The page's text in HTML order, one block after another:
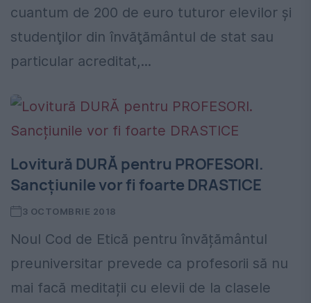
cuantum de 200 de euro tuturor elevilor şi
studenţilor din învăţământul de stat sau
particular acreditat,...
Lovitură DURĂ pentru PROFESORI.
Sancțiunile vor fi foarte DRASTICE
3 OCTOMBRIE 2018
Noul Cod de Etică pentru învățământul
preuniversitar prevede ca profesorii să nu
mai facă meditații cu elevii de la clasele